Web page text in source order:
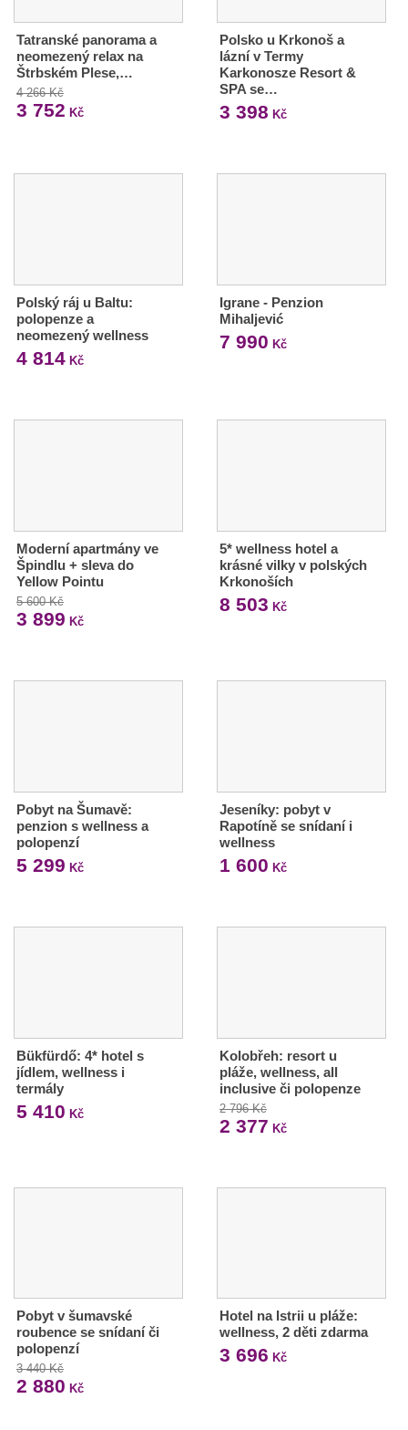
Tatranské panorama a
neomezený relax na
Štrbském Plese,…
4 266 Kč
3 752 Kč
Polsko u Krkonoš a
lázní v Termy
Karkonosze Resort &
SPA se…
3 398 Kč
Polský ráj u Baltu:
polopenze a
neomezený wellness
4 814 Kč
Igrane - Penzion
Mihaljević
7 990 Kč
Moderní apartmány ve
Špindlu + sleva do
Yellow Pointu
5 600 Kč
3 899 Kč
5* wellness hotel a
krásné vilky v polských
Krkonoších
8 503 Kč
Pobyt na Šumavě:
penzion s wellness a
polopenzí
5 299 Kč
Jeseníky: pobyt v
Rapotíně se snídaní i
wellness
1 600 Kč
Bükfürdő: 4* hotel s
jídlem, wellness i
termály
5 410 Kč
Kolobřeh: resort u
pláže, wellness, all
inclusive či polopenze
2 796 Kč
2 377 Kč
Pobyt v šumavské
roubence se snídaní či
polopenzí
3 440 Kč
2 880 Kč
Hotel na Istrii u pláže:
wellness, 2 děti zdarma
3 696 Kč